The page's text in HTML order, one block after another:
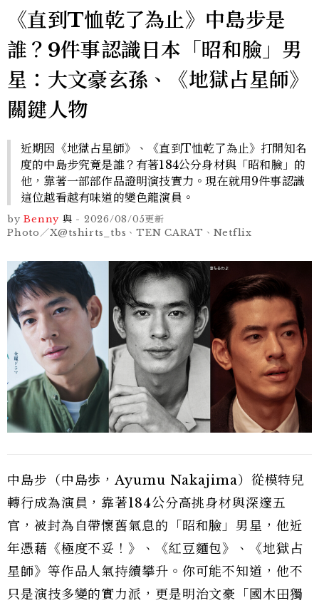
《直到T恤乾了為止》中島步是
誰？9件事認識日本「昭和臉」男
星：大文豪玄孫、《地獄占星師》
關鍵人物
近期因《地獄占星師》、《直到T恤乾了為止》打開知名
度的中島步究竟是誰？有著184公分身材與「昭和臉」的
他，靠著一部部作品證明演技實力。現在就用9件事認識
這位越看越有味道的變色龍演員。
by Benny 與 - 2026/08/05更新
Photo／X@tshirts_tbs、TEN CARAT、Netflix
中島步（中島歩，Ayumu Nakajima）從模特兒
轉行成為演員，靠著184公分高挑身材與深邃五
官，被封為自帶懷舊氣息的「昭和臉」男星，他近
年憑藉《極度不妥！》、《紅豆麵包》、《地獄占
星師》等作品人氣持續攀升。你可能不知道，他不
只是演技多變的實力派，更是明治文豪「國木田獨